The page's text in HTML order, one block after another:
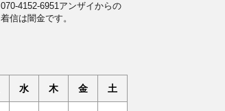
070-4152-6951アンザイからの
着信は闇金です。
水 木 金 土